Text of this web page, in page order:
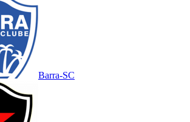
Barra-SC